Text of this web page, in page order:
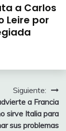
a Carlos
Leire por
Siguiente:
a Francia
sirve Italia para
sus problemas